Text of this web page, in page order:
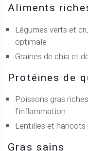
Aliments
Légumes verts et
optimale
Graines de chia et
Protéines de
Poissons gras
l'inflammation
Lentilles et haricots
Gras sains